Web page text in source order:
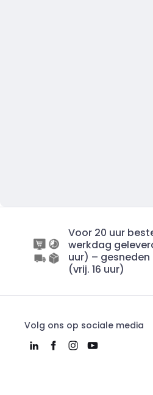
Voor 20 uur
werkdag
uur) – gesneden
(vrij. 16 uur)
Volg ons op sociale media